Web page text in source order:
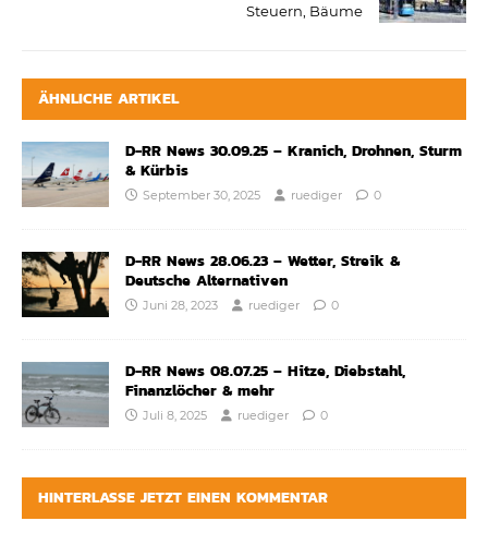
Steuern, Bäume
ÄHNLICHE ARTIKEL
D-RR News 30.09.25 – Kranich, Drohnen, Sturm
& Kürbis
September 30, 2025 ruediger 0
D-RR News 28.06.23 – Wetter, Streik &
Deutsche Alternativen
Juni 28, 2023 ruediger 0
D-RR News 08.07.25 – Hitze, Diebstahl,
Finanzlöcher & mehr
Juli 8, 2025 ruediger 0
HINTERLASSE JETZT EINEN KOMMENTAR